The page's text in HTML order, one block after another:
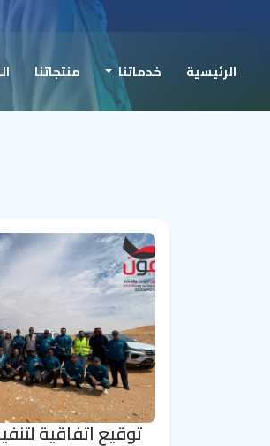
الرئيسية خدماتنا منتجاتنا
توقيع اتفاقية